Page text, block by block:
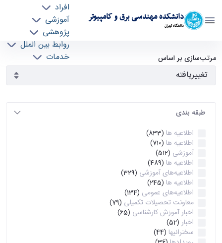
دانشکده مهندسی برق و کامپیوتر
دانشگاه تهران
افراد
آموزشی
پژوهشی
روابط بین الملل
خدمات
آرشیو اطلاعیه ها - ece- دانشکده مهندسی برق و
کامپیوتر
مرتب‌سازی بر اساس
طبقه بندی
اطلاعیه ها (833)
اطلاعیه ها (710)
آموزشی (512)
اطلاعیه ها (489)
اطلاعیه‌های‌ آموزشی (329)
اطلاعیه ها (245)
اطلاعیه‌های عمومی (134)
معاونت تحصیلات تکمیلی (79)
اخبار آموزش کارشناسی (65)
اخبار (52)
سخنرانیها (44)